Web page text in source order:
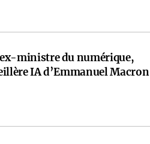
ex-ministre du numérique,
IA d’Emmanuel Macron